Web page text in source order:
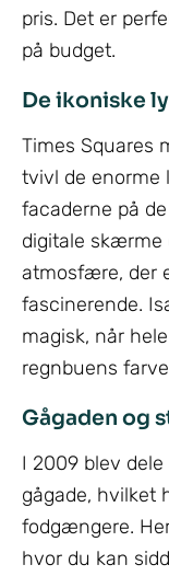
pris. Det er
på budget.
De ikoniske
Times Squares
tvivl de enorme
facaderne på
digitale skærme
atmosfære, der
fascinerende.
magisk, når
regnbuens
Gågaden og
I 2009 blev
gågade, hvilket
fodgængere.
hvor du kan